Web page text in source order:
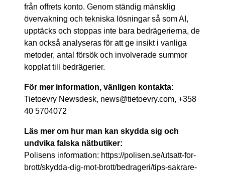
från offrets konto. Genom ständig mänsklig
övervakning och tekniska lösningar så som AI,
upptäcks och stoppas inte bara bedrägerierna, de
kan också analyseras för att ge insikt i vanliga
metoder, antal försök och involverade summor
kopplat till bedrägerier.
För mer information, vänligen kontakta:
Tietoevry Newsdesk, news@tietoevry.com, +358
40 5704072
Läs mer om hur man kan skydda sig och
undvika falska nätbutiker:
Polisens information: https://polisen.se/utsatt-for-
brott/skydda-dig-mot-brott/bedrageri/tips-sakrare-